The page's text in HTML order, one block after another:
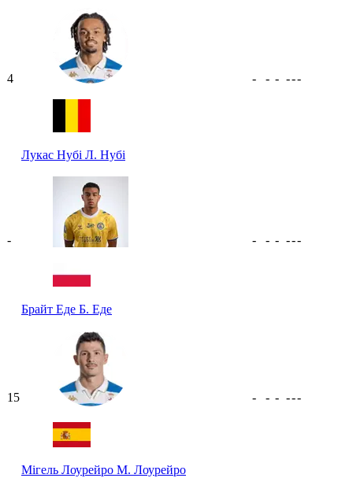
4
Лукас Нубі Л. Нубі
- - - ---
-
Брайт Еде Б. Еде
- - - ---
15
Мігель Лоурейро М. Лоурейро
- - - ---